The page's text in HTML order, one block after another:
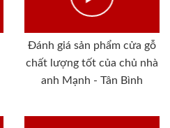
Đánh giá sản phẩm cửa gỗ
chất lượng tốt của chủ nhà
anh Mạnh - Tân Bình